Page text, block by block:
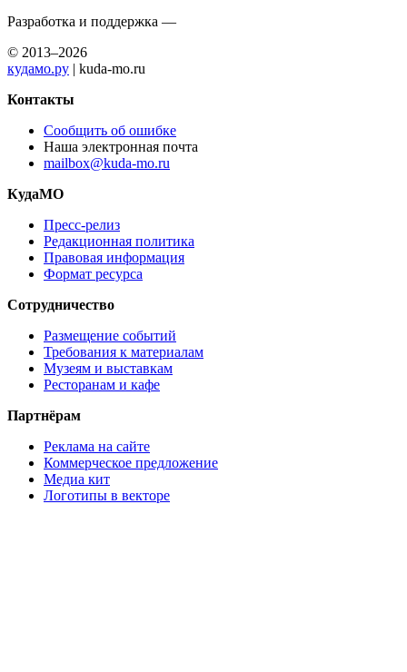
Разработка и поддержка —
© 2013–2026
кудамо.ру | kuda-mo.ru
Контакты
Сообщить об ошибке
Наша электронная почта
mailbox@kuda-mo.ru
КудаМО
Пресс-релиз
Редакционная политика
Правовая информация
Формат ресурса
Сотрудничество
Размещение событий
Требования к материалам
Музеям и выставкам
Ресторанам и кафе
Партнёрам
Реклама на сайте
Коммерческое предложение
Медиа кит
Логотипы в векторе